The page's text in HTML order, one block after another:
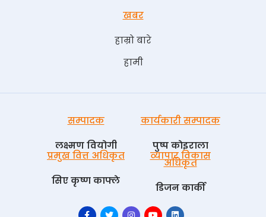
खबर
हाम्रो बारे
हामी
सम्पादक
लक्ष्मण वियोगी
कार्यकारी सम्पादक
पुष्प काेइराला
प्रमुख वित्त अधिकृत
सिए कृष्ण काफ्ले
व्यापार विकास
अधिकृत
डिजन कार्की